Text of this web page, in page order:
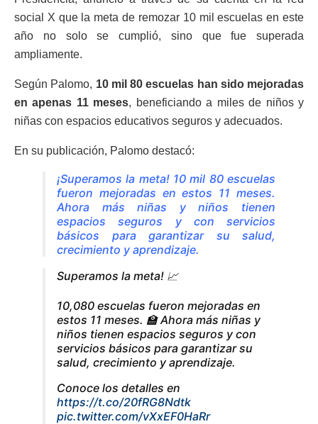
social X que la meta de remozar 10 mil escuelas en este
año no solo se cumplió, sino que fue superada
ampliamente.
Según Palomo, 10 mil 80 escuelas han sido mejoradas
en apenas 11 meses, beneficiando a miles de niños y
niñas con espacios educativos seguros y adecuados.
En su publicación, Palomo destacó:
¡Superamos la meta! 10 mil 80 escuelas
fueron mejoradas en estos 11 meses.
Ahora más niñas y niños tienen
espacios seguros y con servicios
básicos para garantizar su salud,
crecimiento y aprendizaje.
Superamos la meta! 📈
10,080 escuelas fueron mejoradas en
estos 11 meses. 🏫 Ahora más niñas y
niños tienen espacios seguros y con
servicios básicos para garantizar su
salud, crecimiento y aprendizaje.
Conoce los detalles en
https://t.co/20fRG8Ndtk
pic.twitter.com/vXxEF0HaRr